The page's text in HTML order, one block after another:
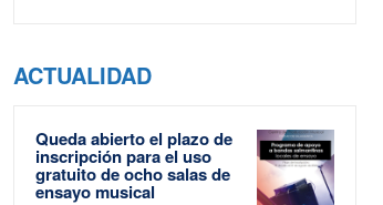
ACTUALIDAD
Queda abierto el plazo de
inscripción para el uso
gratuito de ocho salas de
ensayo musical